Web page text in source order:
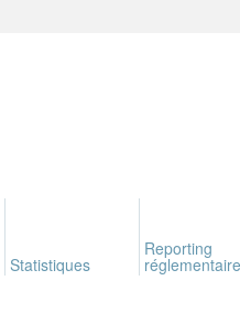
Statistiques
Reporting
réglementaire